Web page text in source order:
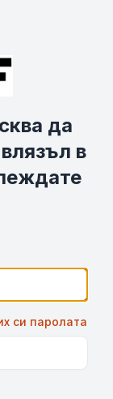
да
в
си паролата